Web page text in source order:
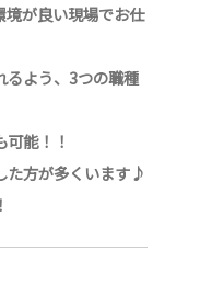
境が良い現場でお仕
るよう、3つの職種
能！！
た方が多くいます♪